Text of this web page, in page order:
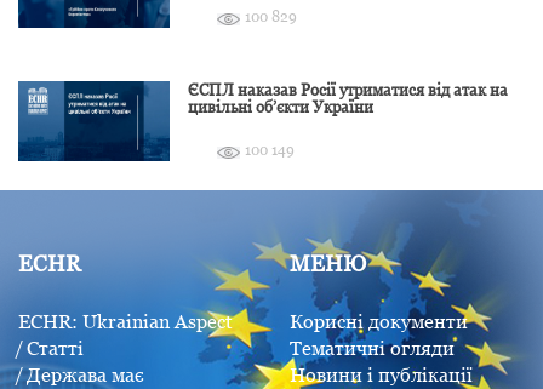
100 829
ЄСПЛ наказав Росії утриматися від атак на
цивільні об’єкти України
100 149
ECHR
ECHR: Ukrainian Aspect
Статті
Держава має
МЕНЮ
Корисні документи
Тематичні огляди
Новини і публікації